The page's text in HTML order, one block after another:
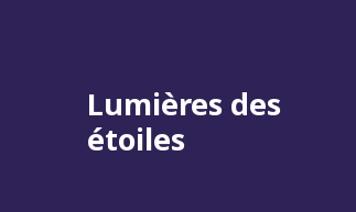
Lumières des
étoiles